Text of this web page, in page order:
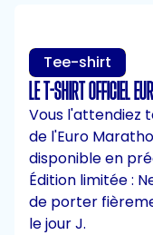
Tee-shirt
LE T-SHIRT OFFICIEL
Vous l'attendiez
de l'Euro
disponible en
Édition limitée :
de porter
le jour J.